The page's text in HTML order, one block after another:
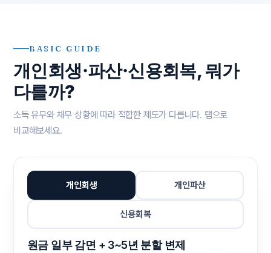
BASIC GUIDE
개인회생·파산·신용회복, 뭐가
다를까?
소득 유무와 채무 상황에 따라 적합한 제도가 다릅니다. 탭으로
비교해보세요.
개인회생 개인파산
신용회복
원금 일부 감면 + 3~5년 분할 변제